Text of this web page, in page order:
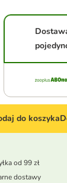
do koszyka
od 99 zł
dostawy